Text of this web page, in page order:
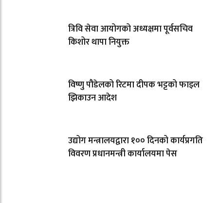
त्रिवि सेवा आयोगको अध्यक्षमा पूर्वसचिव
किशोर थापा नियुक्त
विष्णु पौडेलको रिटमा दीपक भट्टको फाइल
झिकाउन आदेश
उद्योग मन्त्रालयद्वारा १०० दिनको कार्यप्रगति
विवरण प्रधानमन्त्री कार्यालयमा पेस